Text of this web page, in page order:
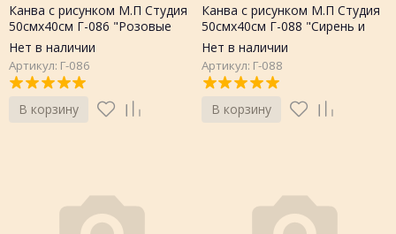
Канва с рисунком М.П Студия
50смх40см Г-086 "Розовые
розы"
Нет в наличии
Артикул: Г-086
В корзину
Канва с рисунком М.П Студия
50смх40см Г-088 "Сирень и
ромашки"
Нет в наличии
Артикул: Г-088
В корзину